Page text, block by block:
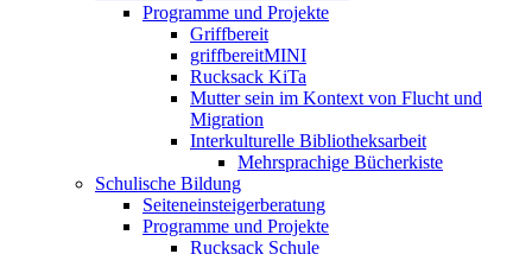
Programme und Projekte
Griffbereit
griffbereitMINI
Rucksack KiTa
Mutter sein im Kontext von Flucht und
Migration
Interkulturelle Bibliotheksarbeit
Mehrsprachige Bücherkiste
Schulische Bildung
Seiteneinsteigerberatung
Programme und Projekte
Rucksack Schule